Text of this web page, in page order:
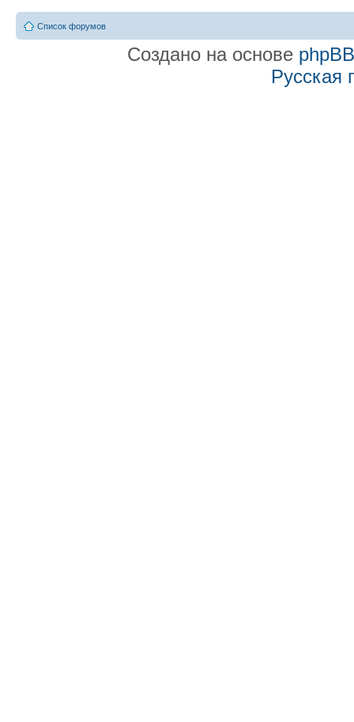
Список форумов
Создано на основе phpBB
Русская